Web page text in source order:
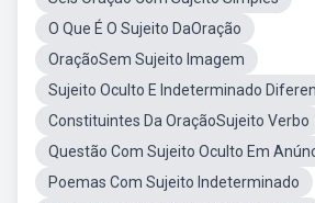
O Que É O Sujeito DaOração
OraçãoSem Sujeito Imagem
Sujeito Oculto E Indeterminado
Constituintes Da OraçãoSujeito Verbo
Questão Com Sujeito Oculto Em
Poemas Com Sujeito Indeterminado